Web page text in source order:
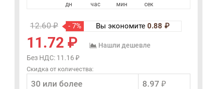
дн час мин сек
12.60 ₽ - 7% Вы экономите 0.88 ₽
11.72 ₽
Нашли дешевле
Без НДС: 11.16 ₽
Скидка от количества:
30 или более 8.97 ₽